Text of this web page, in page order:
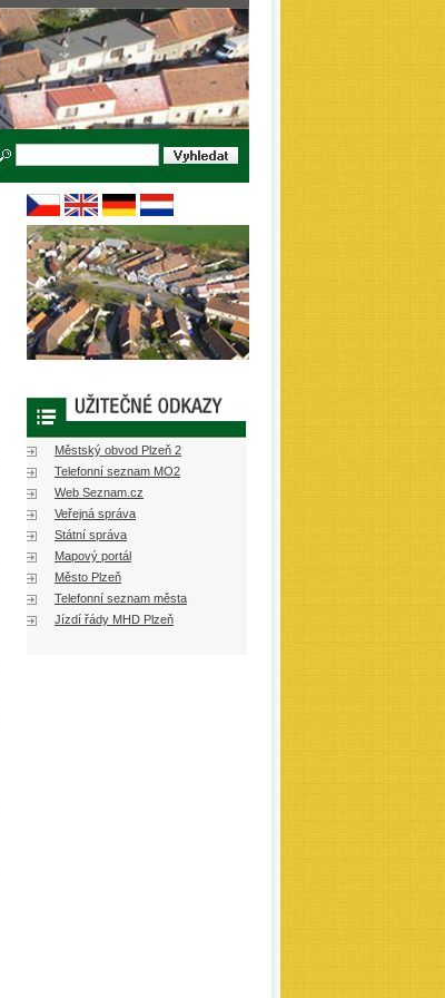
Městský obvod Plzeň 2
Telefonní seznam MO2
Web Seznam.cz
Veřejná správa
Státní správa
Mapový portál
Město Plzeň
Telefonní seznam města
Jízdí řády MHD Plzeň